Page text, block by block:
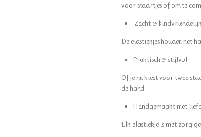
voor staartjes of om te
Zacht & kindvriendelijk
De elastiekjes houden het
Praktisch & stijlvol
Of je nu kiest voor twee
de hand.
Handgemaakt met
Elk elastiekje is met zorg